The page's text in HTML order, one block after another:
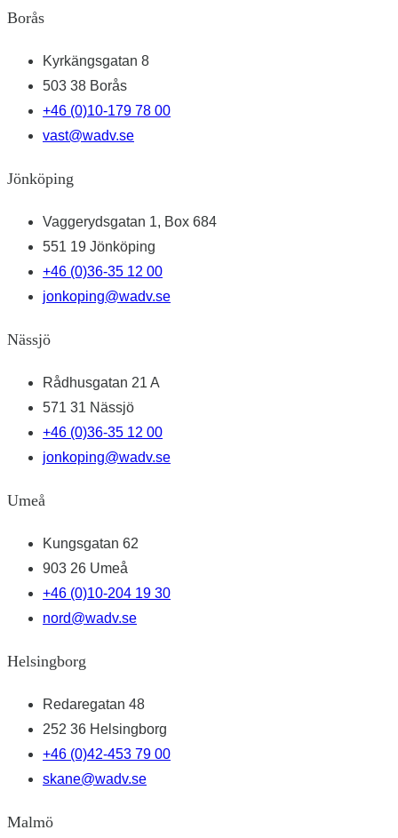
Borås
Kyrkängsgatan 8
503 38 Borås
+46 (0)10-179 78 00
vast@wadv.se
Jönköping
Vaggerydsgatan 1, Box 684
551 19 Jönköping
+46 (0)36-35 12 00
jonkoping@wadv.se
Nässjö
Rådhusgatan 21 A
571 31 Nässjö
+46 (0)36-35 12 00
jonkoping@wadv.se
Umeå
Kungsgatan 62
903 26 Umeå
+46 (0)10-204 19 30
nord@wadv.se
Helsingborg
Redaregatan 48
252 36 Helsingborg
+46 (0)42-453 79 00
skane@wadv.se
Malmö